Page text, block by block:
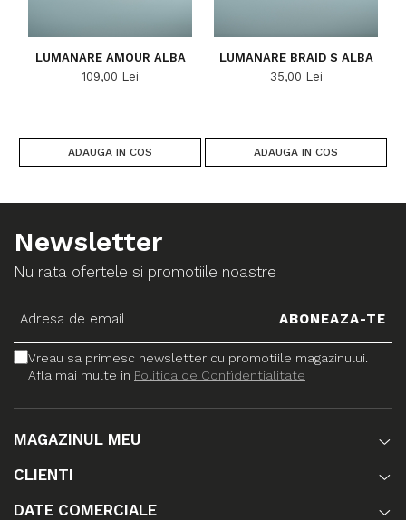
LUMANARE AMOUR ALBA
109,00 Lei
ADAUGA IN COS
LUMANARE BRAID S ALBA
35,00 Lei
ADAUGA IN COS
Newsletter
Nu rata ofertele si promotiile noastre
Vreau sa primesc newsletter cu promotiile magazinului.
Afla mai multe in Politica de Confidentialitate
MAGAZINUL MEU
CLIENTI
DATE COMERCIALE